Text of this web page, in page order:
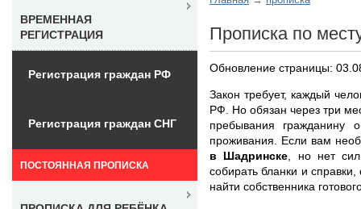
Прописка по
Обновление страницы:
Закон требует, каждый
РФ. Но обязан через три
пребывания гражданину
проживания. Если вам
в Шадринске , но нет
собирать бланки и
найти собственника
ВРЕМЕННАЯ
РЕГИСТРАЦИЯ
Регистрация граждан РФ
Регистрация граждан СНГ
ПОСТОЯННАЯ ПРОПИСКА